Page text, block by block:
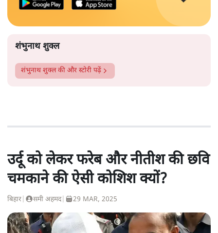
शंभुनाथ शुक्ल
शंभुनाथ शुक्लकी और स्टोरी पढ़ें
उर्दू को लेकर फरेब और नीतीश की छवि
चमकाने की ऐसी कोशिश क्यों?
बिहार समी अहमद| 29 MAR, 2025